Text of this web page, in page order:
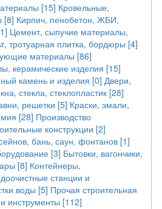
[15] Кровельные,
[8] Кирпич, пенобетон, ЖБИ,
Цемент, сыпучие материалы,
тротуарная плитка, бордюры [4]
материалы [86]
керамические изделия [15]
камень и изделия [0] Двери,
стекла, стеклопластик [28]
решетки [5] Краски, эмали,
[28] Производство
конструкции [2]
бань, саун, фонтанов [1]
[3] Бытовки, вагончики,
[8] Контейнеры,
станции и
воды [5] Прочая строительная
инструменты [112]